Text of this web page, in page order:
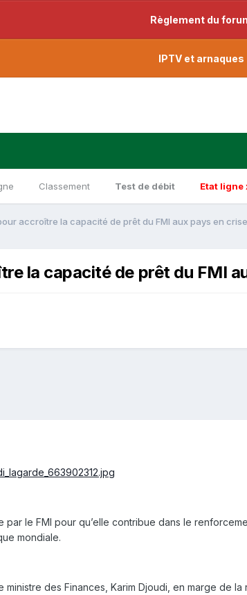
Règlement du
IPTV et arnaques
Classement Test de débit Etat ligne
accroître la capacité de prêt du FMI aux pays en crise
la capacité de prêt du FMI
par le FMI pour qu’elle contribue dans le
mondiale.
ministre des Finances, Karim Djoudi, en marge de